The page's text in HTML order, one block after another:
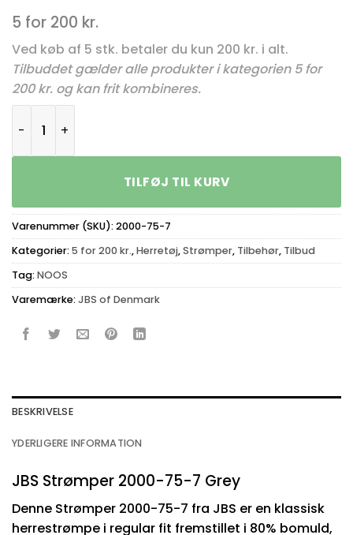
5 for 200 kr.
Ved køb af 5 stk. betaler du kun 200 kr. i alt.
Tilbuddet gælder alle produkter i kategorien 5 for
200 kr. og kan frit kombineres.
TILFØJ TIL KURV
Varenummer (SKU): 2000-75-7
Kategorier: 5 for 200 kr.,Herretøj,Strømper, Tilbehør, Tilbud
Tag: NOOS
Varemærke: JBS of Denmark
BESKRIVELSE
YDERLIGERE INFORMATION
JBS Strømper 2000-75-7 Grey
Denne Strømper 2000-75-7 fra JBS er en klassisk
herrestrømpe i regular fit fremstillet i 80% bomuld,